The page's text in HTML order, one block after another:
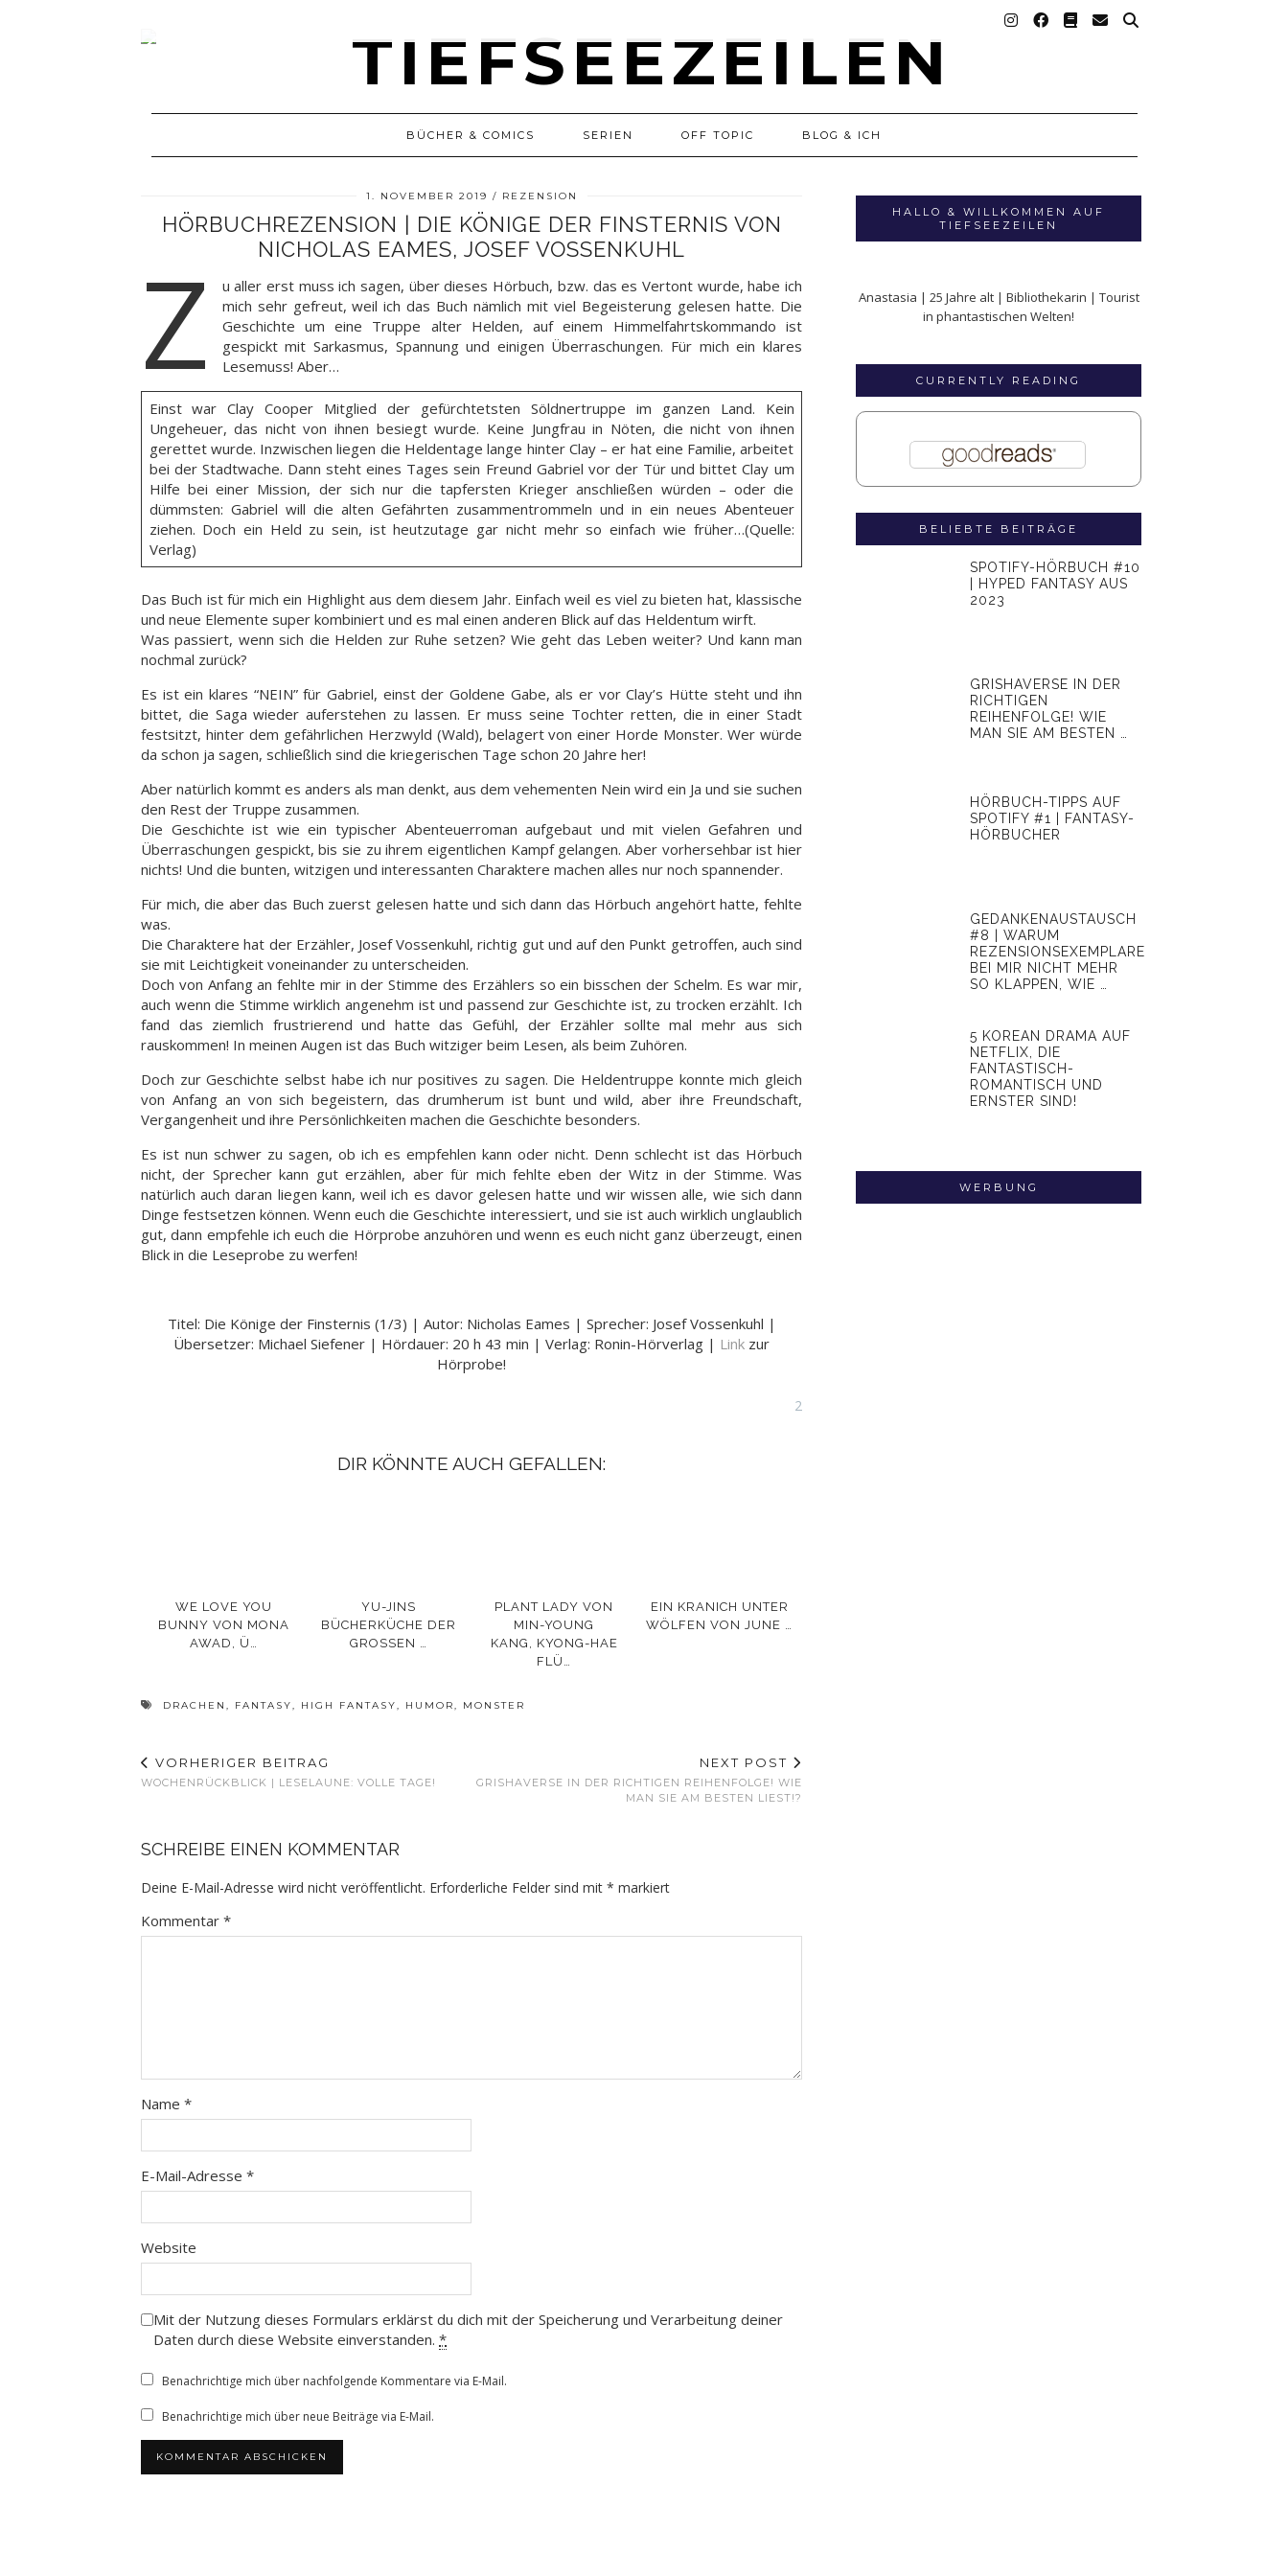
BÜCHER & COMICS SERIEN OFF TOPIC BLOG & ICH
1. NOVEMBER 2019 REZENSION
HÖRBUCHREZENSION | DIE KÖNIGE DER FINSTERNIS VON
NICHOLAS EAMES, JOSEF VOSSENKUHL
Z
u aller erst muss ich sagen, über dieses Hörbuch, bzw. das es Vertont wurde, habe ich
mich sehr gefreut, weil ich das Buch nämlich mit viel Begeisterung gelesen hatte. Die
Geschichte um eine Truppe alter Helden, auf einem Himmelfahrtskommando ist
gespickt mit Sarkasmus, Spannung und einigen Überraschungen. Für mich ein klares
Lesemuss! Aber…
Einst war Clay Cooper Mitglied der gefürchtetsten Söldnertruppe im ganzen Land. Kein
Ungeheuer, das nicht von ihnen besiegt wurde. Keine Jungfrau in Nöten, die nicht von ihnen
gerettet wurde. Inzwischen liegen die Heldentage lange hinter Clay – er hat eine Familie, arbeitet
bei der Stadtwache. Dann steht eines Tages sein Freund Gabriel vor der Tür und bittet Clay um
Hilfe bei einer Mission, der sich nur die tapfersten Krieger anschließen würden – oder die
dümmsten: Gabriel will die alten Gefährten zusammentrommeln und in ein neues Abenteuer
ziehen. Doch ein Held zu sein, ist heutzutage gar nicht mehr so einfach wie früher…(Quelle:
Verlag)
Das Buch ist für mich ein Highlight aus dem diesem Jahr. Einfach weil es viel zu bieten hat, klassische
und neue Elemente super kombiniert und es mal einen anderen Blick auf das Heldentum wirft.
Was passiert, wenn sich die Helden zur Ruhe setzen? Wie geht das Leben weiter? Und kann man
nochmal zurück?
Es ist ein klares “NEIN” für Gabriel, einst der Goldene Gabe, als er vor Clay’s Hütte steht und ihn
bittet, die Saga wieder auferstehen zu lassen. Er muss seine Tochter retten, die in einer Stadt
festsitzt, hinter dem gefährlichen Herzwyld (Wald), belagert von einer Horde Monster. Wer würde
da schon ja sagen, schließlich sind die kriegerischen Tage schon 20 Jahre her!
Aber natürlich kommt es anders als man denkt, aus dem vehementen Nein wird ein Ja und sie suchen
den Rest der Truppe zusammen.
Die Geschichte ist wie ein typischer Abenteuerroman aufgebaut und mit vielen Gefahren und
Überraschungen gespickt, bis sie zu ihrem eigentlichen Kampf gelangen. Aber vorhersehbar ist hier
nichts! Und die bunten, witzigen und interessanten Charaktere machen alles nur noch spannender.
Für mich, die aber das Buch zuerst gelesen hatte und sich dann das Hörbuch angehört hatte, fehlte
was.
Die Charaktere hat der Erzähler, Josef Vossenkuhl, richtig gut und auf den Punkt getroffen, auch sind
sie mit Leichtigkeit voneinander zu unterscheiden.
Doch von Anfang an fehlte mir in der Stimme des Erzählers so ein bisschen der Schelm. Es war mir,
auch wenn die Stimme wirklich angenehm ist und passend zur Geschichte ist, zu trocken erzählt. Ich
fand das ziemlich frustrierend und hatte das Gefühl, der Erzähler sollte mal mehr aus sich
rauskommen! In meinen Augen ist das Buch witziger beim Lesen, als beim Zuhören.
Doch zur Geschichte selbst habe ich nur positives zu sagen. Die Heldentruppe konnte mich gleich
von Anfang an von sich begeistern, das drumherum ist bunt und wild, aber ihre Freundschaft,
Vergangenheit und ihre Persönlichkeiten machen die Geschichte besonders.
Es ist nun schwer zu sagen, ob ich es empfehlen kann oder nicht. Denn schlecht ist das Hörbuch
nicht, der Sprecher kann gut erzählen, aber für mich fehlte eben der Witz in der Stimme. Was
natürlich auch daran liegen kann, weil ich es davor gelesen hatte und wir wissen alle, wie sich dann
Dinge festsetzen können. Wenn euch die Geschichte interessiert, und sie ist auch wirklich unglaublich
gut, dann empfehle ich euch die Hörprobe anzuhören und wenn es euch nicht ganz überzeugt, einen
Blick in die Leseprobe zu werfen!
Titel: Die Könige der Finsternis (1/3) | Autor: Nicholas Eames | Sprecher: Josef Vossenkuhl |
Übersetzer: Michael Siefener | Hördauer: 20 h 43 min | Verlag: Ronin-Hörverlag | Link zur
Hörprobe!
2
DIR KÖNNTE AUCH GEFALLEN:
WE LOVE YOU
BUNNY VON MONA
AWAD, Ü…
YU-JINS
BÜCHERKÜCHE DER
GROSSEN …
PLANT LADY VON
MIN-YOUNG
KANG, KYONG-HAE
FLÜ…
EIN KRANICH UNTER
WÖLFEN VON JUNE …
DRACHEN , FANTASY, HIGH FANTASY, HUMOR, MONSTER
VORHERIGER BEITRAG
WOCHENRÜCKBLICK | LESELAUNE: VOLLE TAGE!
NEXT POST
GRISHAVERSE IN DER RICHTIGEN REIHENFOLGE! WIE
MAN SIE AM BESTEN LIEST!?
SCHREIBE EINEN KOMMENTAR
Deine E-Mail-Adresse wird nicht veröffentlicht. Erforderliche Felder sind mit * markiert
Kommentar *
Name *
E-Mail-Adresse *
Website
Mit der Nutzung dieses Formulars erklärst du dich mit der Speicherung und Verarbeitung deiner
Daten durch diese Website einverstanden. *
Benachrichtige mich über nachfolgende Kommentare via E-Mail.
Benachrichtige mich über neue Beiträge via E-Mail.
HALLO & WILLKOMMEN AUF
TIEFSEEZEILEN
Anastasia | 25 Jahre alt | Bibliothekarin | Tourist
in phantastischen Welten!
CURRENTLY READING
BELIEBTE BEITRÄGE
SPOTIFY-HÖRBUCH #10
| HYPED FANTASY AUS
2023
GRISHAVERSE IN DER
RICHTIGEN
REIHENFOLGE! WIE
MAN SIE AM BESTEN …
HÖRBUCH-TIPPS AUF
SPOTIFY #1 | FANTASY-
HÖRBUCHER
GEDANKENAUSTAUSCH
#8 | WARUM
REZENSIONSEXEMPLARE
BEI MIR NICHT MEHR
SO KLAPPEN, WIE …
5 KOREAN DRAMA AUF
NETFLIX, DIE
FANTASTISCH-
ROMANTISCH UND
ERNSTER SIND!
WERBUNG